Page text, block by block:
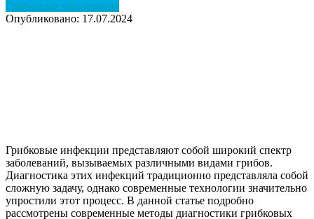
Грибковые заболевания
Опубликовано: 17.07.2024
Грибковые инфекции представляют собой широкий спектр
заболеваний, вызываемых различными видами грибов.
Диагностика этих инфекций традиционно представляла собой
сложную задачу, однако современные технологии значительно
упростили этот процесс. В данной статье подробно
рассмотрены современные методы диагностики грибковых